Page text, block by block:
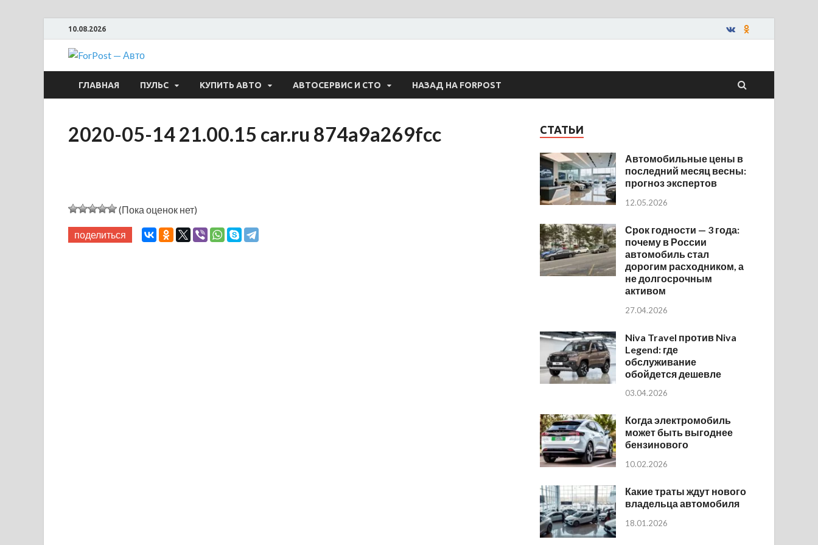
10.08.2026
ForPost — Авто
ГЛАВНАЯ ПУЛЬС КУПИТЬ АВТО АВТОСЕРВИС И СТО НАЗАД НА FORPOST
2020-05-14 21.00.15 car.ru 874a9a269fcc
(Пока оценок нет)
поделиться
СТАТЬИ
Автомобильные цены в
последний месяц весны:
прогноз экспертов
12.05.2026
Срок годности — 3 года:
почему в России
автомобиль стал
дорогим расходником, а
не долгосрочным
активом
27.04.2026
Niva Travel против Niva
Legend: где
обслуживание
обойдется дешевле
03.04.2026
Когда электромобиль
может быть выгоднее
бензинового
10.02.2026
Какие траты ждут нового
владельца автомобиля
18.01.2026